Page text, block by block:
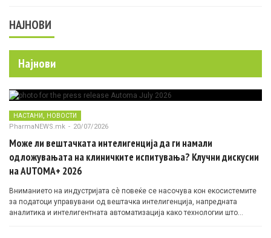
НАЈНОВИ
Најнови
НАСТАНИ, НОВОСТИ
PharmaNEWS.mk - 20/07/2026
Може ли вештачката интелигенција да ги намали
одложувањата на клиничките испитувања? Клучни дискусии
на AUTOMA+ 2026
Вниманието на индустријата сè повеќе се насочува кон екосистемите
за податоци управувани од вештачка интелигенција, напредната
аналитика и интелигентната автоматизација како технологии што